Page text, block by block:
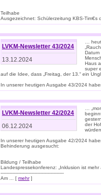
Teilhabe
Ausgezeichnet: Schülerzeitung KBS-Tim€s
LVKM-Newsletter 43/2024
13.12.2024
…
Datum
Haus
super
auf die Idee, dass „Freitag, der 13.“ ein
In unserer heutigen Ausgabe 43/2024
LVKM-Newsletter 42/2024
06.12.2024
…
der
In unserer heutigen Ausgabe 42/2024
Behinderung ausgesucht:
Bildung / Teilhabe
Landespressekonferenz: „Inklusion ist mehr
-------------------------------------------
Am ... [ mehr]